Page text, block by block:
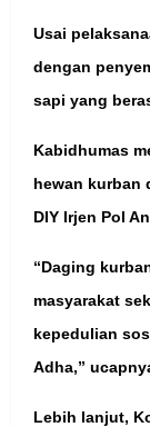
Usai
dengan
sapi yang
Kabidhumas
hewan kurban
DIY Irjen Pol
“Daging
masyarakat
kepedulian
Adha,”
Lebih lanjut,